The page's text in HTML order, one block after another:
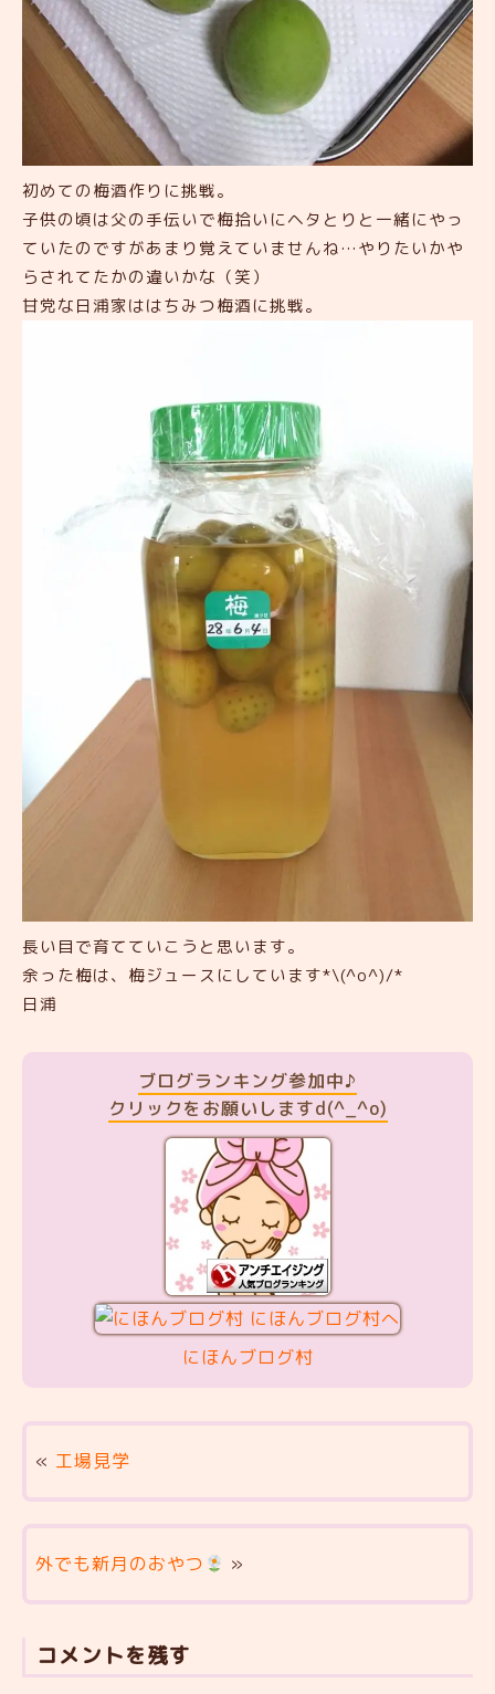
初めての梅酒作りに挑戦。
子供の頃は父の手伝いで梅拾いにヘタとりと一緒にやっ
ていたのですがあまり覚えていませんね…やりたいかや
らされてたかの違いかな（笑）
甘党な日浦家ははちみつ梅酒に挑戦。
長い目で育てていこうと思います。
余った梅は、梅ジュースにしています*\(^o^)/*
日浦
ブログランキング参加中♪
クリックをお願いしますd(^_^o)
にほんブログ村
« 工場見学
外でも新月のおやつ »
コメントを残す